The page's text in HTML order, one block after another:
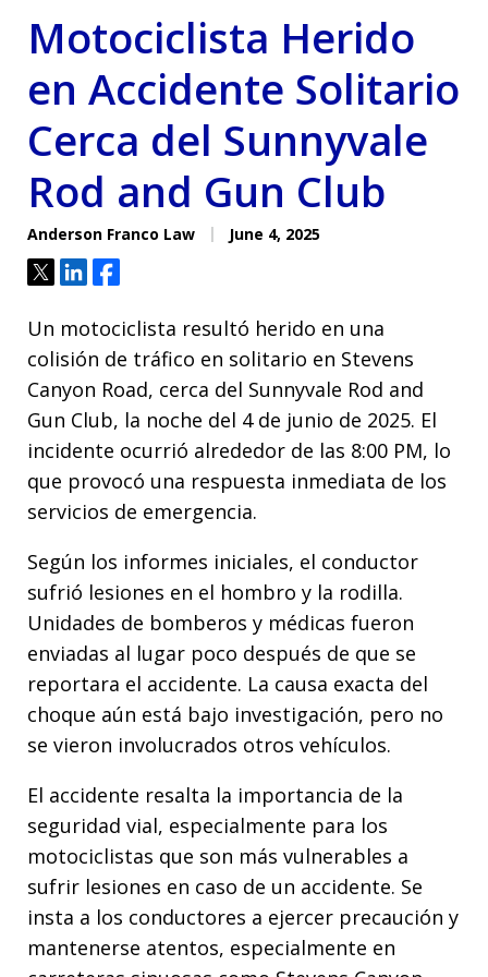
Motociclista Herido
en Accidente Solitario
Cerca del Sunnyvale
Rod and Gun Club
Anderson Franco Law June 4, 2025
TweetShareShare
Un motociclista resultó herido en una
colisión de tráfico en solitario en Stevens
Canyon Road, cerca del Sunnyvale Rod and
Gun Club, la noche del 4 de junio de 2025. El
incidente ocurrió alrededor de las 8:00 PM, lo
que provocó una respuesta inmediata de los
servicios de emergencia.
Según los informes iniciales, el conductor
sufrió lesiones en el hombro y la rodilla.
Unidades de bomberos y médicas fueron
enviadas al lugar poco después de que se
reportara el accidente. La causa exacta del
choque aún está bajo investigación, pero no
se vieron involucrados otros vehículos.
El accidente resalta la importancia de la
seguridad vial, especialmente para los
motociclistas que son más vulnerables a
sufrir lesiones en caso de un accidente. Se
insta a los conductores a ejercer precaución y
mantenerse atentos, especialmente en